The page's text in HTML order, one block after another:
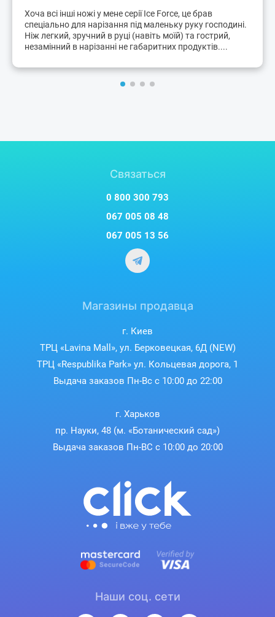
Хоча всі інші ножі у мене серії Ice Force, це брав
спеціально для нарізання під маленьку руку господині.
Ніж легкий, зручний в руці (навіть моїй) та гострий,
незамінний в нарізанні не габаритних продуктів....
Связаться
0 800 300 793
067 005 08 48
067 005 13 56
Магазины продавца
г. Киев
ТРЦ «Lavina Mall», ул. Берковецкая, 6Д (NEW)
ТРЦ «Respublika Park» ул. Кольцевая дорога, 1
Выдача заказов Пн-Вс с 10:00 до 22:00
г. Харьков
пр. Науки, 48 (м. «Ботанический сад»)
Выдача заказов Пн-ВС с 10:00 до 20:00
Наши соц. сети